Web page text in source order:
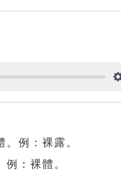
。例：裸露。
例：裸體。